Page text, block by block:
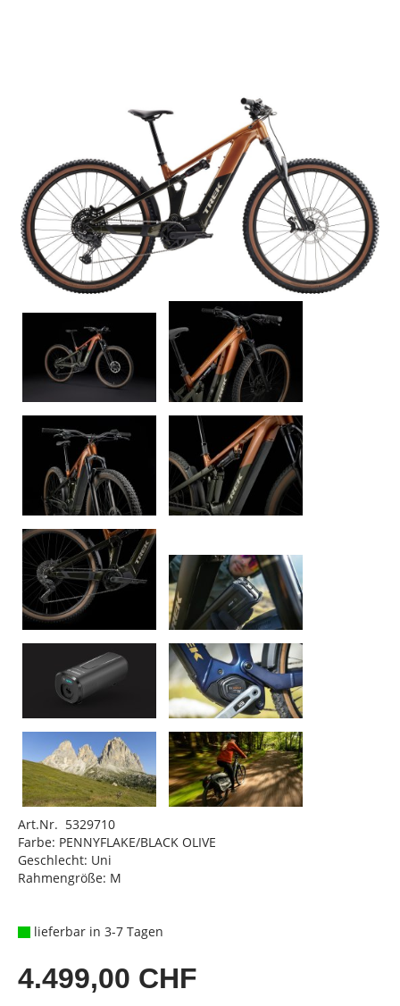
Art.Nr. 5329710
Farbe: PENNYFLAKE/BLACK OLIVE
Geschlecht: Uni
Rahmengröße: M
lieferbar in 3-7 Tagen
4.499,00 CHF